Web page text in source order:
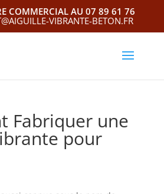
COMMERCIAL AU 07 89 61 76
VIBRANTE-BETON.FR
Fabriquer une
pour